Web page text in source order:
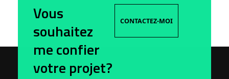
Vous
souhaitez
me confier
votre projet?
CONTACTEZ-MOI